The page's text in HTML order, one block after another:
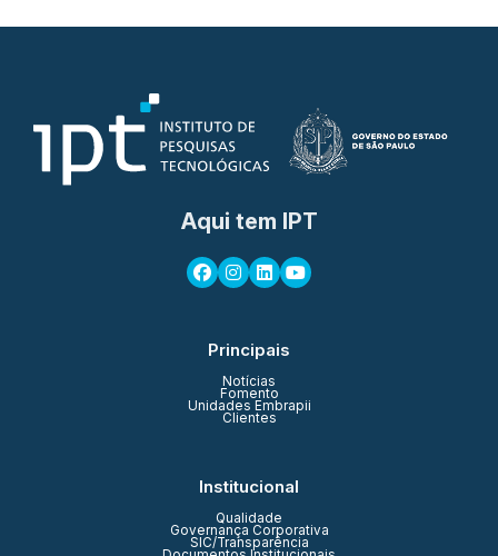
Aqui tem IPT
Principais
Notícias
Fomento
Unidades Embrapii
Clientes
Institucional
Qualidade
Governança Corporativa
SIC/Transparência